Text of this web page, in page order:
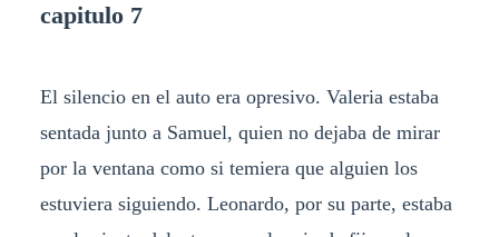
capitulo 7
El silencio en el auto era opresivo. Valeria estaba
sentada junto a Samuel, quien no dejaba de mirar
por la ventana como si temiera que alguien los
estuviera siguiendo. Leonardo, por su parte, estaba